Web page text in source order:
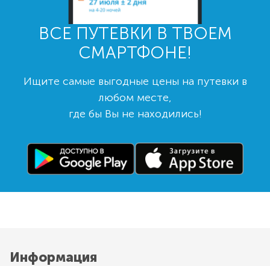
ВСЕ ПУТЕВКИ В ТВОЕМ
СМАРТФОНЕ!
Ищите самые выгодные цены на путевки в
любом месте,
где бы Вы не находились!
Информация